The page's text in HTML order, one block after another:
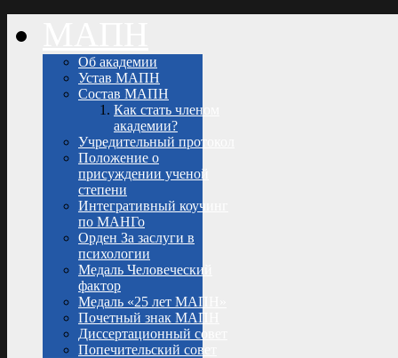
Об академии
Устав МАПН
Состав МАПН
Как стать членом
академии?
Учредительный протокол
Положение о
присуждении ученой
степени
Интегративный коучинг
по МАНГо
Орден За заслуги в
психологии
Медаль Человеческий
фактор
Медаль «25 лет МАПН»
Почетный знак МАПН
Диссертационный совет
Попечительский совет